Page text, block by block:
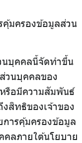
มครองข้อมูลส่วน
นบุคคลนี้จัดทำขึ้น
วนบุคคลของ
รือมีความสัมพันธ์
สิทธิของเจ้าของ
ารคุ้มครองข้อมูล
ลภายใต้นโยบาย